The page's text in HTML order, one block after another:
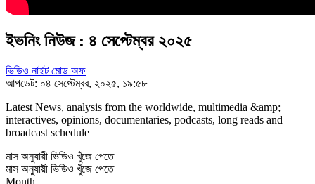
ইভনিং নিউজ : ৪ সেপ্টেম্বর ২০২৫
ভিডিও নাইট মোড অফ
আপডেট: ০৪ সেপ্টেম্বর, ২০২৫, ১৯:৫৮
Latest News, analysis from the worldwide, multimedia &amp;
interactives, opinions, documentaries, podcasts, long reads and
broadcast schedule
মাস অনুযায়ী ভিডিও খুঁজে পেতে
মাস অনুযায়ী ভিডিও খুঁজে পেতে
Month